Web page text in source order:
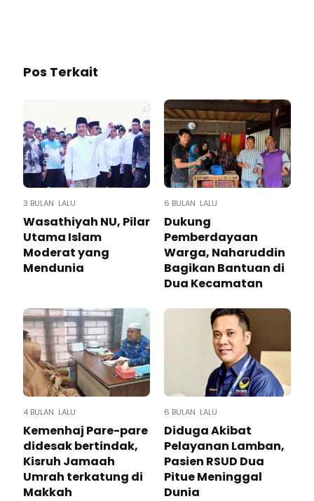
Pos Terkait
3 BULAN LALU
Wasathiyah NU, Pilar
Utama Islam
Moderat yang
Mendunia
6 BULAN LALU
Dukung
Pemberdayaan
Warga, Naharuddin
Bagikan Bantuan di
Dua Kecamatan
4 BULAN LALU
Kemenhaj Pare-pare
didesak bertindak,
Kisruh Jamaah
Umrah terkatung di
Makkah
6 BULAN LALU
Diduga Akibat
Pelayanan Lamban,
Pasien RSUD Dua
Pitue Meninggal
Dunia